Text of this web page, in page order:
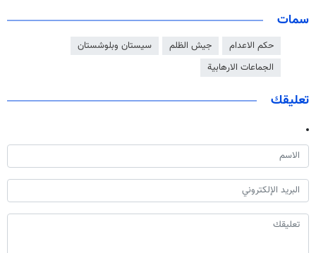
سمات
حكم الاعدام جيش الظلم
سيستان وبلوشستان
الجماعات الارهابية
تعليقك